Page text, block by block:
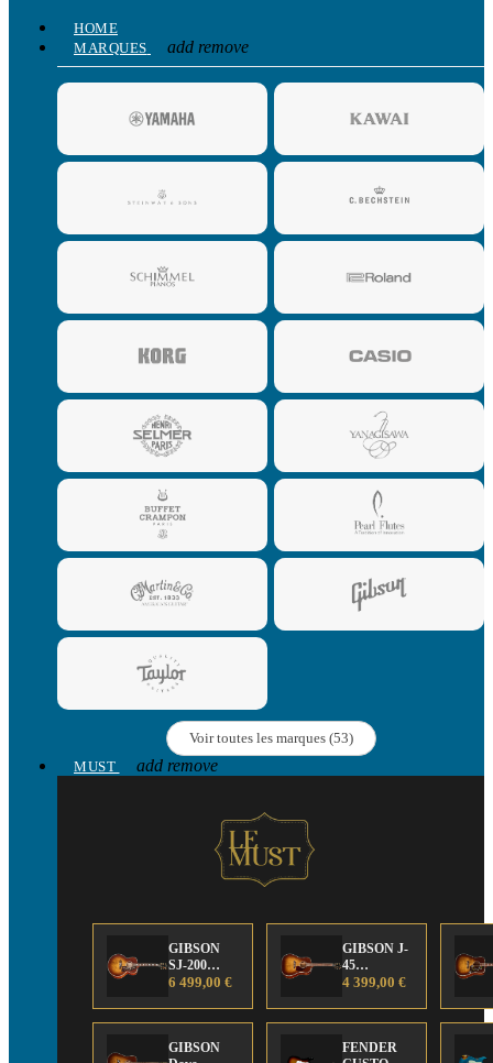
HOME
MARQUES
add remove
Voir toutes les marques (53)
MUST
add remove
GIBSON
SJ-200
Anniversary
Edition
6 499,00 €
GIBSON J-
45
Anniversary
Edition
4 399,00 €
GIBSON
FENDER